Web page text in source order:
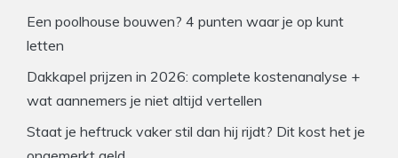
Een poolhouse bouwen? 4 punten waar je op kunt
letten
Dakkapel prijzen in 2026: complete kostenanalyse +
wat aannemers je niet altijd vertellen
Staat je heftruck vaker stil dan hij rijdt? Dit kost het je